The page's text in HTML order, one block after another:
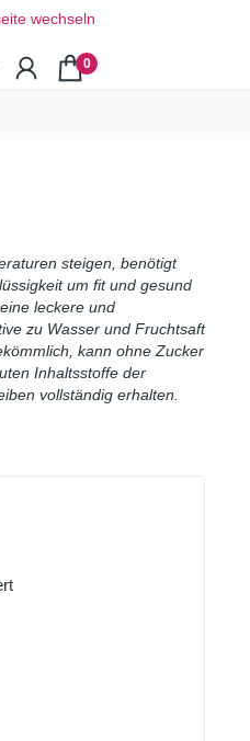
0
steigen, benötigt
um fit und gesund
leckere und
zu Wasser und Fruchtsaft
kann ohne Zucker
Inhaltsstoffe der
vollständig erhalten.